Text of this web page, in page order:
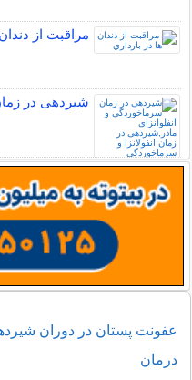
مراقبت از
شیردهی در
عفونت پستان در دوران
درمان